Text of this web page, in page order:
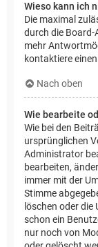
Wieso kann ich
Die maximal
durch die
mehr
kontaktiere
Nach oben
Wie bearbeite
Wie bei den
ursprünglichen
Administrator
bearbeiten,
immer mit der
Stimme
löschen oder
schon ein
nur noch von